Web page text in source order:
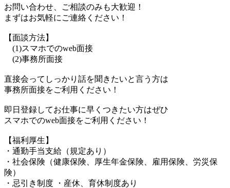
お問い合わせ、ご相談のみも大歓迎！
まずはお気軽にご連絡ください！
【面談方法】
(1)スマホでのweb面接
(2)事務所面接
直接会ってしっかり話を聞きたいと言う方は
事務所面接をご利用ください！
即日登録してお仕事に早くつきたい方はぜひ
スマホでのweb面接をご利用ください！
【福利厚生】
・通勤手当支給（規定あり）
・社会保険（健康保険、厚生年金保険、雇用保険、労災保
険）
・忌引き制度 ・産休、育休制度あり